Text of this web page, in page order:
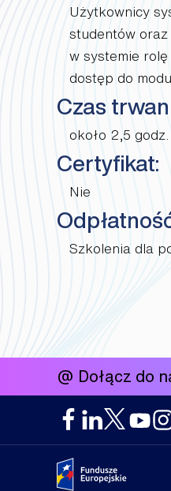
Użytkownicy
studentów
w systemie rolę
dostęp do
Czas
około 2,5 godz.
Certyfikat:
Nie
Szkolenia dla
@ Dołącz do
Portal
Fundusze